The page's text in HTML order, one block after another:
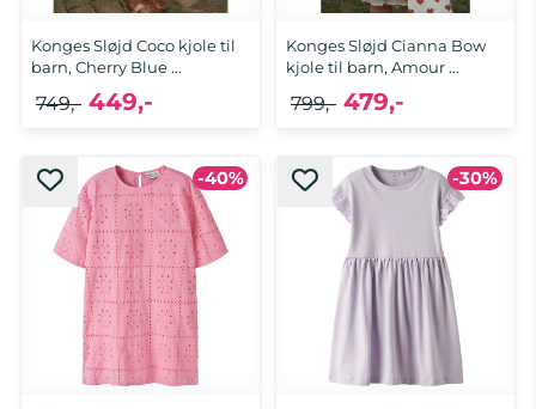
Konges Sløjd Coco kjole til
barn, Cherry Blue ...
4 år, 5 år, 6 år, 7-8 år
449,-
749,-
Konges Sløjd Cianna Bow
kjole til barn, Amour ...
3 år, 4 år, 5 år, 7-8 år
479,-
799,-
-40% -30%